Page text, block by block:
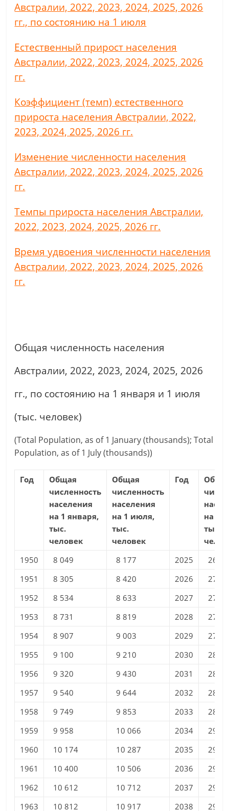
Австралии, 2022, 2023, 2024, 2025, 2026
гг., по состоянию на 1 июля
Естественный прирост населения
Австралии, 2022, 2023, 2024, 2025, 2026
гг.
Коэффициент (темп) естественного
прироста населения Австралии, 2022,
2023, 2024, 2025, 2026 гг.
Изменение численности населения
Австралии, 2022, 2023, 2024, 2025, 2026
гг.
Темпы прироста населения Австралии,
2022, 2023, 2024, 2025, 2026 гг.
Время удвоения численности населения
Австралии, 2022, 2023, 2024, 2025, 2026
гг.
Общая численность населения
Австралии, 2022, 2023, 2024, 2025, 2026
гг., по состоянию на 1 января и 1 июля
(тыс. человек)
(Total Population, as of 1 January (thousands); Total
Population, as of 1 July (thousands))
Год
Общая
численность
населения
на 1 января,
тыс.
человек
Общая
численность
населения
на 1 июля,
тыс.
человек
Год
на 1
тыс.
1950
8 049 8 177 2025
26
1951
8 305 8 420 2026
27
1952
8 534 8 633 2027
27
1953
8 731 8 819 2028
27
1954
8 907 9 003 2029
27
1955
9 100 9 210 2030
28
1956
9 320 9 430 2031
28
1957
9 540 9 644 2032
28
1958
9 749 9 853 2033
28
1959
9 958 10 066 2034
29
1960
10 174 10 287 2035
29
1961
10 400 10 506 2036
29
1962
10 612 10 712 2037
29
1963
10 812 10 917 2038 29